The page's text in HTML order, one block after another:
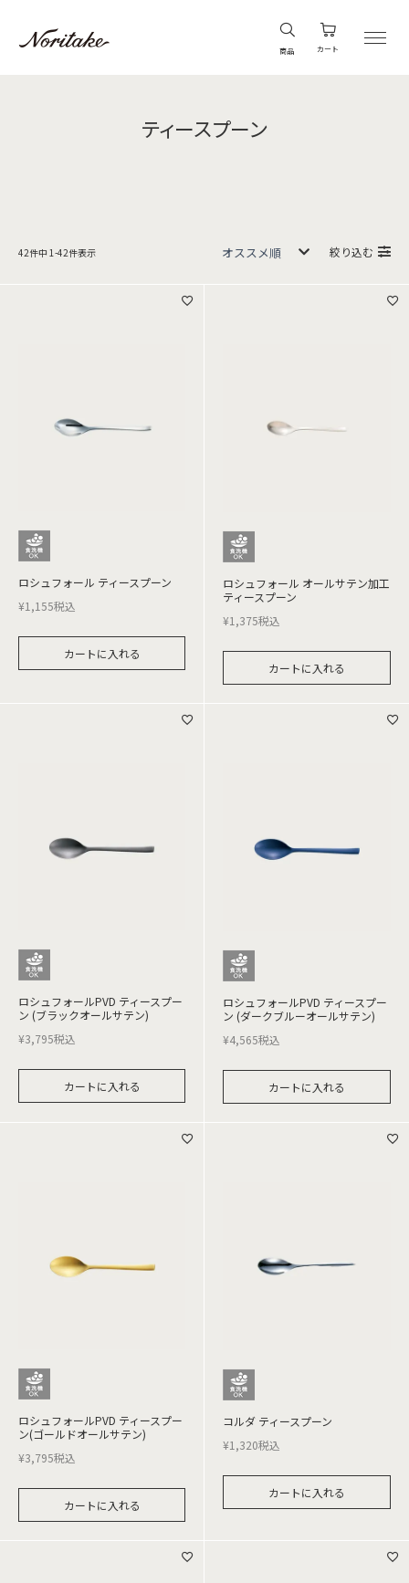
商品 カート
ティースプーン
42件中 1 -42件表示 絞り込む
ロシュフォール ティースプーン
¥1,155税込
カートに入れる
ロシュフォール オールサテン加工
ティースプーン
¥1,375税込
カートに入れる
ロシュフォールPVD ティースプー
ン (ブラックオールサテン)
¥3,795税込
カートに入れる
ロシュフォールPVD ティースプー
ン (ダークブルーオールサテン)
¥4,565税込
カートに入れる
ロシュフォールPVD ティースプー
ン(ゴールドオールサテン)
¥3,795税込
カートに入れる
コルダ ティースプーン
¥1,320税込
カートに入れる